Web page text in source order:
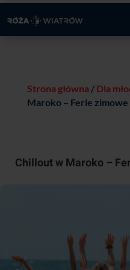
Strona główna/ Dla
Maroko – Ferie
Chillout w Maroko –